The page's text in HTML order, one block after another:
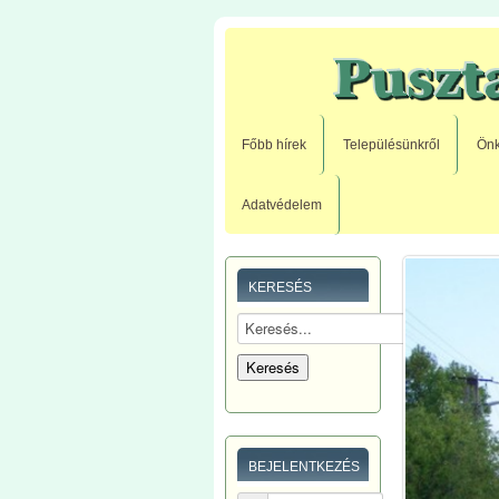
Főbb hírek Településünkről
Adatvédelem
KERESÉS
BEJELENTKEZÉS